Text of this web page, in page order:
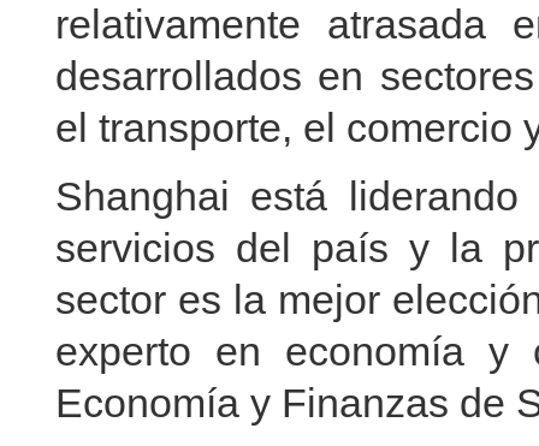
relativamente atrasada
desarrollados en
el transporte, el comercio
Shanghai está
servicios del país y la
sector es la mejor
experto en economía y
Economía y Finanzas de